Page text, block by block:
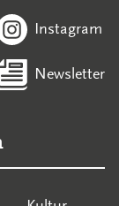
Instagram
Newsletter